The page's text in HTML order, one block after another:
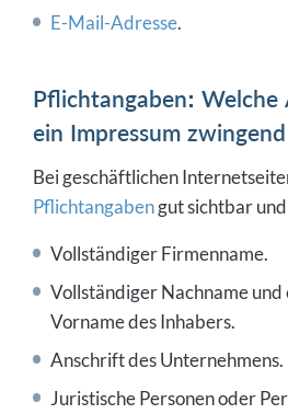
E-Mail-Adresse.
Pflichtangaben: Welche
ein Impressum
Bei geschäftlichen
Pflichtangabengut sichtbar
Vollständiger Firmenname.
Vollständiger Nachname
Vorname des Inhabers.
Anschrift des Unternehmens.
Juristische Personen oder